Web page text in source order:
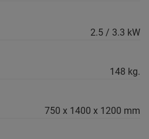
2.5 / 3.3 kW
148 kg.
750 x 1400 x 1200 mm